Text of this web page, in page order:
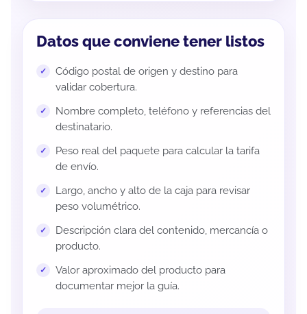
Datos que conviene tener listos
Código postal de origen y destino para
validar cobertura.
Nombre completo, teléfono y referencias del
destinatario.
Peso real del paquete para calcular la tarifa
de envío.
Largo, ancho y alto de la caja para revisar
peso volumétrico.
Descripción clara del contenido, mercancía o
producto.
Valor aproximado del producto para
documentar mejor la guía.